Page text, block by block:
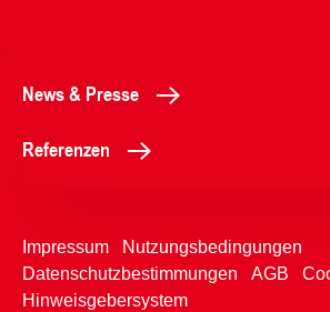
News & Presse
Referenzen
Impressum
Nutzungsbedingungen
Datenschutzbestimmungen
AGB
Hinweisgebersystem